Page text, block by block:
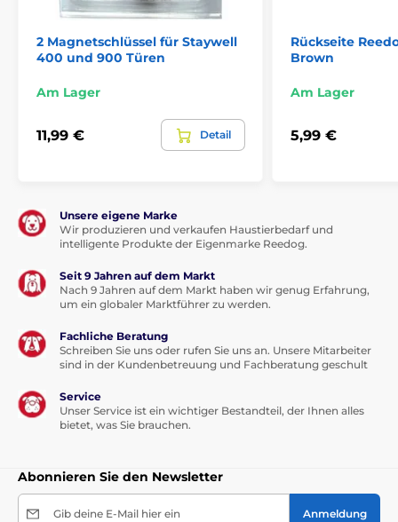
2 Magnetschlüssel für Staywell
400 und 900 Türen
Am Lager
11,99 € Detail
Rückseite
Brown
Am Lager
5,99 €
Unsere eigene Marke
Wir produzieren und verkaufen Haustierbedarf und
intelligente Produkte der Eigenmarke Reedog.
Seit 9 Jahren auf dem Markt
Nach 9 Jahren auf dem Markt haben wir genug Erfahrung,
um ein globaler Marktführer zu werden.
Fachliche Beratung
Schreiben Sie uns oder rufen Sie uns an. Unsere Mitarbeiter
sind in der Kundenbetreuung und Fachberatung geschult
Service
Unser Service ist ein wichtiger Bestandteil, der Ihnen alles
bietet, was Sie brauchen.
Abonnieren Sie den Newsletter
Gib deine E-Mail hier ein Anmeldung